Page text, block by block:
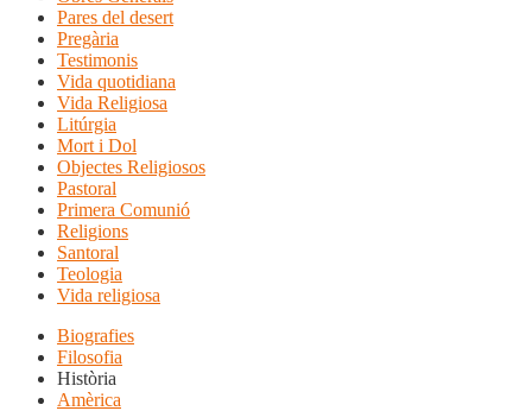
Pares del desert
Pregària
Testimonis
Vida quotidiana
Vida Religiosa
Litúrgia
Mort i Dol
Objectes Religiosos
Pastoral
Primera Comunió
Religions
Santoral
Teologia
Vida religiosa
Biografies
Filosofia
Història
Amèrica